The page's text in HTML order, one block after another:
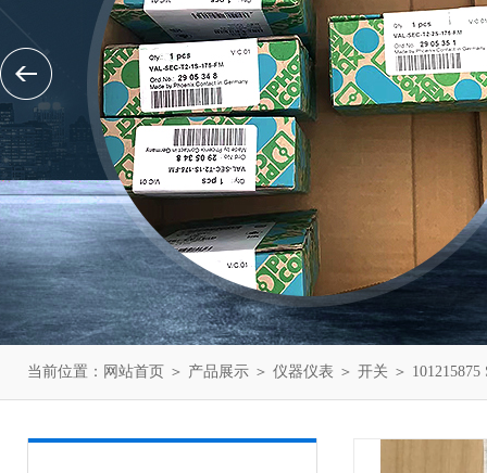
当前位置： 网站首页 ＞ 产品展示 ＞ 仪器仪表 ＞ 开关 ＞